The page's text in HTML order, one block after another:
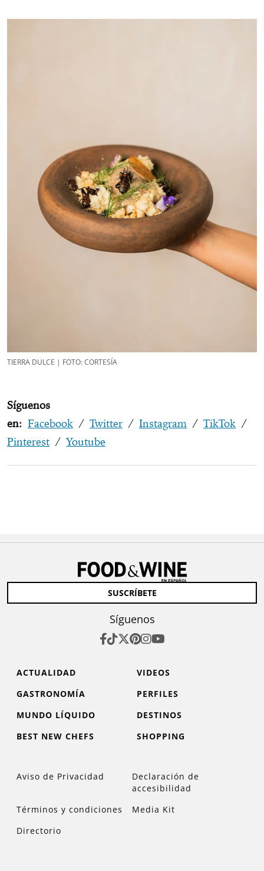
TIERRA DULCE | FOTO: CORTESÍA
Síguenos
en: Facebook / Twitter / Instagram / TikTok /
Pinterest / Youtube
SUSCRÍBETE
Síguenos
ACTUALIDAD
VIDEOS
GASTRONOMÍA
PERFILES
MUNDO LÍQUIDO
DESTINOS
BEST NEW CHEFS
SHOPPING
Aviso de Privacidad
Declaración de
accesibilidad
Términos y condiciones
Media Kit
Directorio